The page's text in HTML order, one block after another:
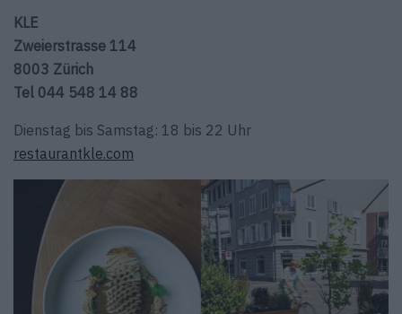
KLE
Zweierstrasse 114
8003 Zürich
Tel 044 548 14 88
Dienstag bis Samstag: 18 bis 22 Uhr
restaurantkle.com